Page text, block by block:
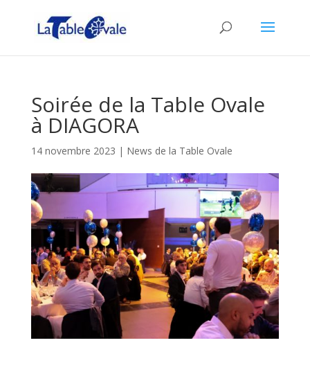
Soirée de la Table Ovale
à DIAGORA
14 novembre 2023 | News de la Table Ovale